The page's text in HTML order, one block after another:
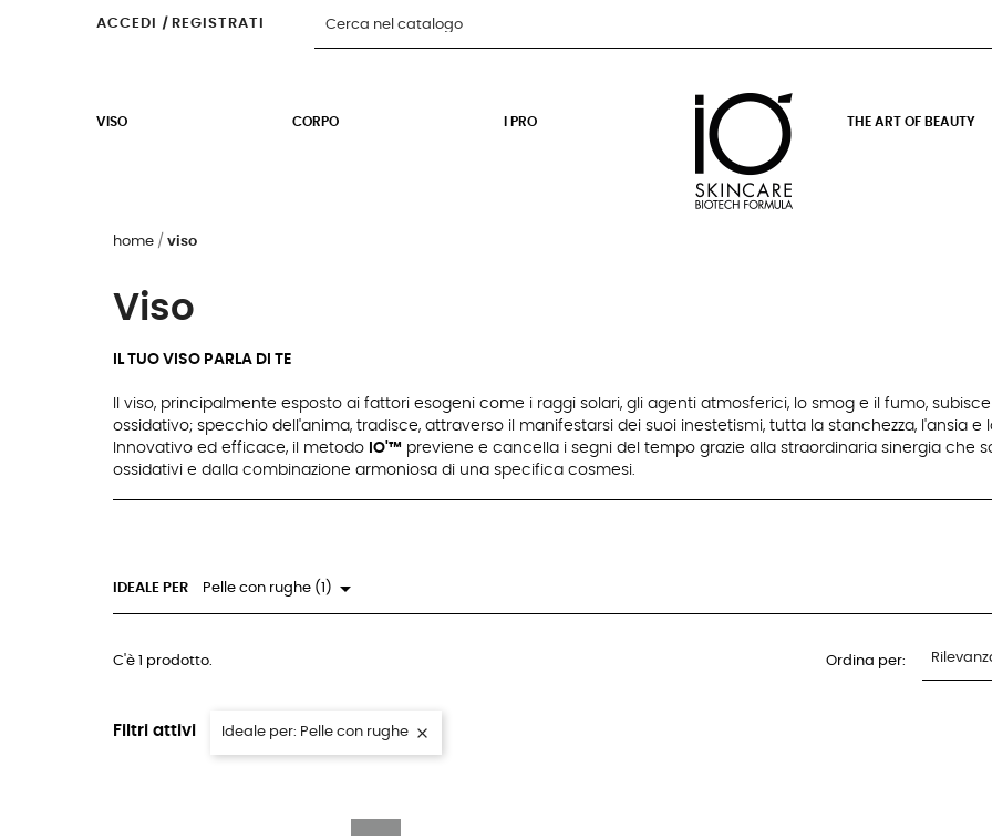
ACCEDI | REGISTRATI
VISO CORPO I PRO THE ART OF BEAUTY
home viso
Viso
IL TUO VISO PARLA DI TE
Il viso, principalmente esposto ai fattori esogeni come i raggi solari, gli agenti atmosferici, lo smog e il fumo,
ossidativo; specchio dell'anima, tradisce, attraverso il manifestarsi dei suoi inestetismi, tutta la stanchezza, l'ansia e
Innovativo ed efficace, il metodo IO'™ previene e cancella i segni del tempo grazie alla straordinaria sinergia che
ossidativi e dalla combinazione armoniosa di una specifica cosmesi.
IDEALE PER Pelle con rughe (1) 
C'è 1 prodotto. Ordina per:
Filtri attivi Ideale per: Pelle con rughe 